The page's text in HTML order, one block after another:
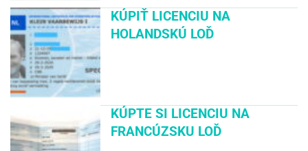
KÚPIŤ LICENCIU NA
HOLANDSKÚ LOĎ
KÚPTE SI LICENCIU NA
FRANCÚZSKU LOĎ